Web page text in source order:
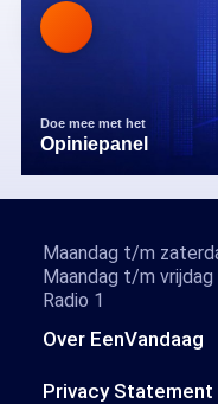
Doe mee met het
Opiniepanel
Over EenVandaag
Privacy Statement
Maandag t/m
Maandag t/m
Radio 1